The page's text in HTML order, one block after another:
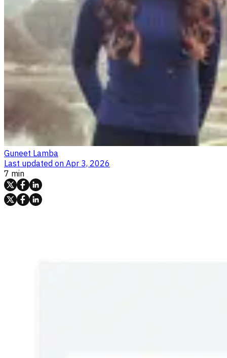
Guneet Lamba
Last updated on Apr 3, 2026
7 min